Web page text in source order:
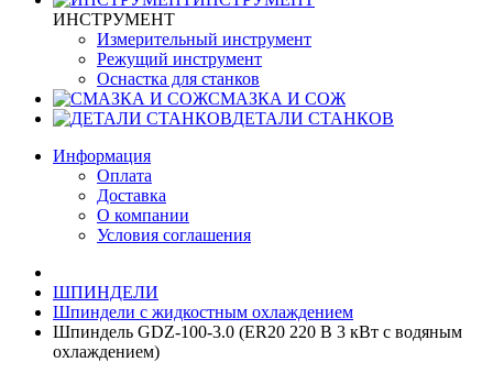
ИНСТРУМЕНТ
Измерительный инструмент
Режущий инструмент
Оснастка для станков
СМАЗКА И СОЖ
ДЕТАЛИ СТАНКОВ
Информация
Оплата
Доставка
О компании
Условия соглашения
ШПИНДЕЛИ
Шпиндели с жидкостным охлаждением
Шпиндель GDZ-100-3.0 (ER20 220 В 3 кВт с водяным
охлаждением)